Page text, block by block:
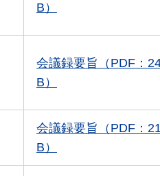
B）
会議録要旨（PDF：
B）
会議録要旨（PDF：
B）